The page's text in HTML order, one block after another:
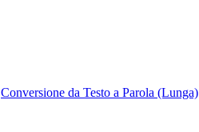
Conversione da Testo a Parola (Lunga)